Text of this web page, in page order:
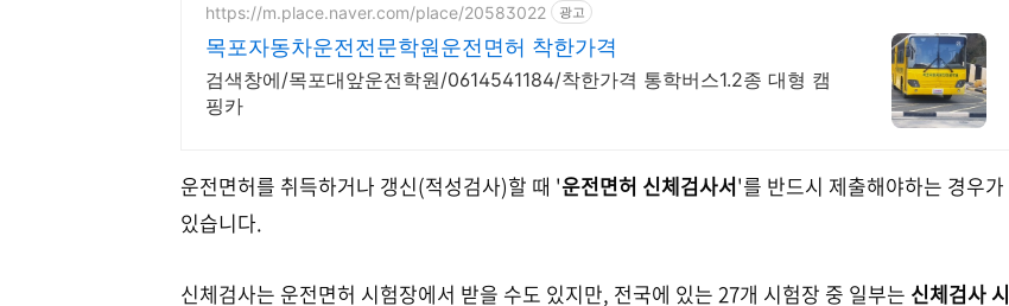
https://m.place.naver.com/place/20583022 광고
목포자동차운전전문학원운전면허 착한가격
검색창에/목포대앞운전학원/0614541184/착한가격 통학버스1.2종 대형 캠
핑카
운전면허를 취득하거나 갱신(적성검사)할 때 '운전면허 신체검사서'를 반드시 제출해야하는 경우가
있습니다.
신체검사는 운전면허 시험장에서 받을 수도 있지만, 전국에 있는 27개 시험장 중 일부는 신체검사 시